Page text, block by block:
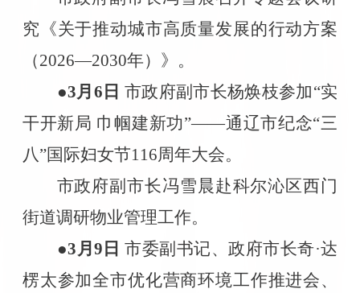
究《关于推动城市高质量发展的行动方案
（2026—2030年）》。
●3 月 6 日 市政府副市长杨焕枝参加“实
干开新局 巾帼建新功”——通辽市纪念“三
八”国际妇女节116周年大会。
市政府副市长冯雪晨赴科尔沁区西门
街道调研物业管理工作。
●3 月9 日市委副书记、政府市长奇·达
楞太参加全市优化营商环境工作推进会、